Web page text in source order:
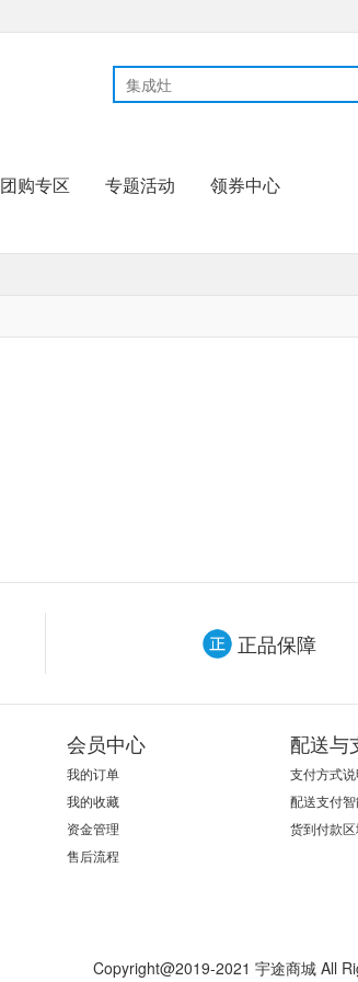
团购专区 专题活动 领券中心
正品保障
会员中心
我的订单
我的收藏
资金管理
售后流程
配送与
支付方式说
配送支付
货到付款
Copyright@2019-2021 宇途商城 All